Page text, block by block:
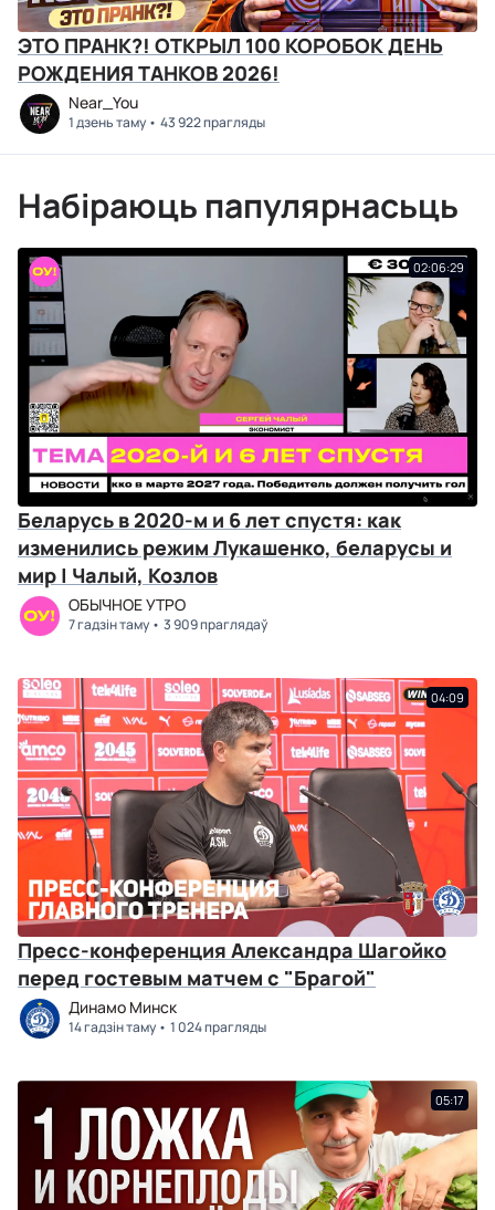
ЭТО ПРАНК?! ОТКРЫЛ 100 КОРОБОК ДЕНЬ
РОЖДЕНИЯ ТАНКОВ 2026!
Near_You
1 дзень таму 43 922 прагляды
Набіраюць папулярнасьць
02:06:29
Беларусь в 2020-м и 6 лет спустя: как
изменились режим Лукашенко, беларусы и
мир | Чалый, Козлов
ОБЫЧНОЕ УТРО
7 гадзін таму 3 909 праглядаў
04:09
Пресс-конференция Александра Шагойко
перед гостевым матчем с "Брагой"
Динамо Минск
14 гадзін таму 1 024 прагляды
05:17